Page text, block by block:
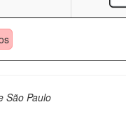
São Paulo